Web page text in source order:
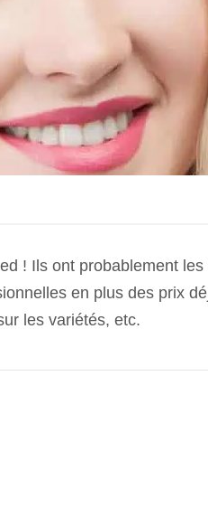
! Ils ont probablement
en plus des prix
les variétés, etc.